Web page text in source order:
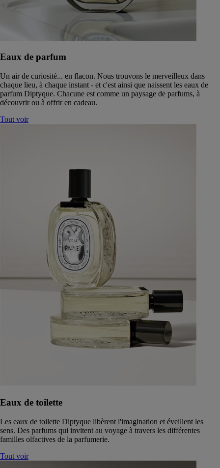
Eaux de parfum
Un air de curiosité... en flacon. Nous trouvons le merveilleux dans
chaque lieu, à chaque instant - et c'est ainsi que naissent les eaux de
parfum Diptyque. Chacune est comme un paysage de parfums, à
découvrir ou à offrir en cadeau.
Tout voir
Eaux de toilette
Les eaux de toilette Diptyque libèrent l'imagination et éveillent les
sens. Des parfums qui invitent au voyage à travers les différentes
familles olfactives de la parfumerie.
Tout voir